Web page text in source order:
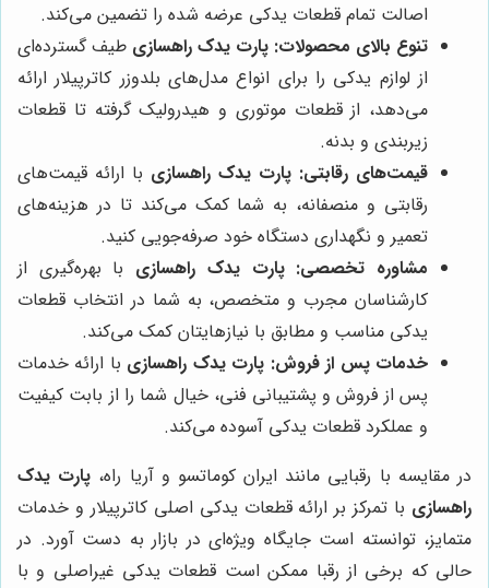
اصالت تمام قطعات یدکی عرضه شده را تضمین می‌کند.
تنوع بالای محصولات: پارت یدک راهسازی طیف گسترده‌ای
از لوازم یدکی را برای انواع مدل‌های بلدوزر کاترپیلار ارائه
می‌دهد، از قطعات موتوری و هیدرولیک گرفته تا قطعات
زیربندی و بدنه.
قیمت‌های رقابتی: پارت یدک راهسازی با ارائه قیمت‌های
رقابتی و منصفانه، به شما کمک می‌کند تا در هزینه‌های
تعمیر و نگهداری دستگاه خود صرفه‌جویی کنید.
مشاوره تخصصی: پارت یدک راهسازی با بهره‌گیری از
کارشناسان مجرب و متخصص، به شما در انتخاب قطعات
یدکی مناسب و مطابق با نیازهایتان کمک می‌کند.
خدمات پس از فروش: پارت یدک راهسازی با ارائه خدمات
پس از فروش و پشتیبانی فنی، خیال شما را از بابت کیفیت
و عملکرد قطعات یدکی آسوده می‌کند.
در مقایسه با رقبایی مانند ایران کوماتسو و آریا راه، پارت یدک
راهسازی با تمرکز بر ارائه قطعات یدکی اصلی کاترپیلار و خدمات
متمایز، توانسته است جایگاه ویژه‌ای در بازار به دست آورد. در
حالی که برخی از رقبا ممکن است قطعات یدکی غیراصلی و با